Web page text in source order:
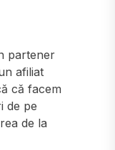
partener
afiliat
că facem
de pe
de la